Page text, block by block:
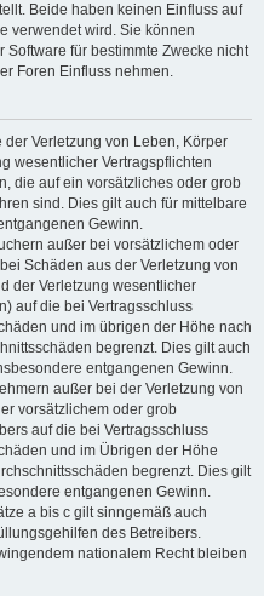
Beide haben keinen Einfluss auf
verwendet wird. Sie können
für bestimmte Zwecke nicht
Foren Einfluss nehmen.
der Verletzung von Leben, Körper
wesentlicher Vertragspflichten
die auf ein vorsätzliches oder grob
sind. Dies gilt auch für mittelbare
Gewinn.
außer bei vorsätzlichem oder
Schäden aus der Verletzung von
der Verletzung wesentlicher
auf die bei Vertragsschluss
und im übrigen der Höhe nach
begrenzt. Dies gilt auch
entgangenen Gewinn.
außer bei der Verletzung von
vorsätzlichem oder grob
auf die bei Vertragsschluss
und im Übrigen der Höhe
begrenzt. Dies gilt
entgangenen Gewinn.
a bis c gilt sinngemäß auch
des Betreibers.
nationalem Recht bleiben